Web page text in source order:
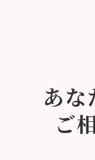
あな
ご